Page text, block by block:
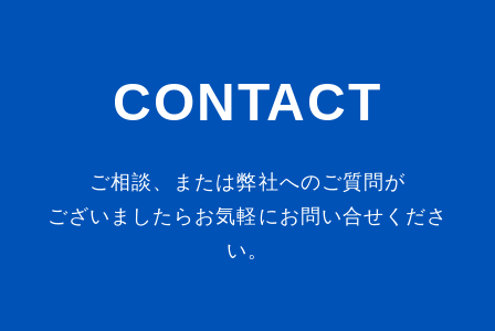
CONTACT
ご相談、または弊社へのご質問が
ございましたらお気軽にお問い合せくださ
い。